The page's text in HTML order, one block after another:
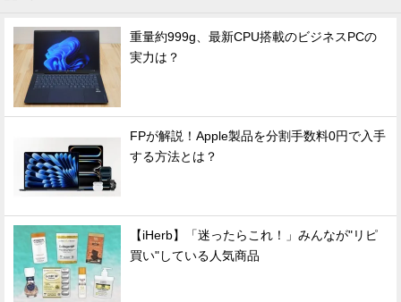
重量約999g、最新CPU搭載のビジネスPCの
実力は？
FPが解説！Apple製品を分割手数料0円で入手
する方法とは？
【iHerb】「迷ったらこれ！」みんなが"リピ
買い"している人気商品